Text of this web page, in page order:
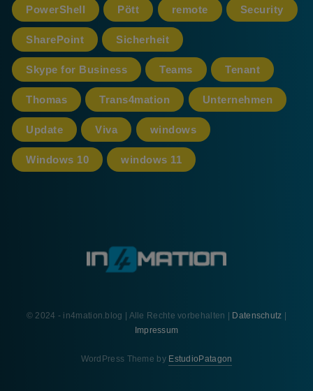
PowerShell Pött remote Security
SharePoint Sicherheit
Skype for Business Teams Tenant
Thomas Trans4mation Unternehmen
Update Viva windows
Windows 10 windows 11
© 2024 - in4mation.blog | Alle Rechte vorbehalten | Datenschutz |
Impressum
WordPress Theme by EstudioPatagon